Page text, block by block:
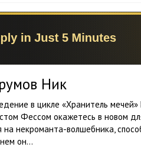
Ник
в цикле «Хранитель
Фессом окажетесь в новом
некроманта-волшебника,
он...